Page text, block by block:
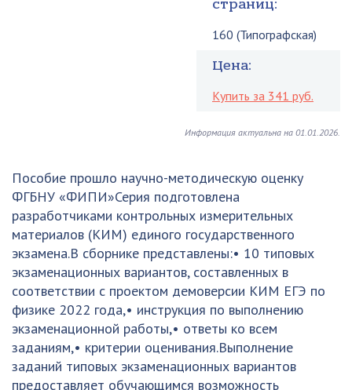
страниц:
160 (Типографская)
Цена:
Купить за 341 руб.
Информация актуальна на 01.01.2026.
Пособие прошло научно-методическую оценку
ФГБНУ «ФИПИ»Серия подготовлена
разработчиками контрольных измерительных
материалов (КИМ) единого государственного
экзамена.В сборнике представлены:• 10 типовых
экзаменационных вариантов, составленных в
соответствии с проектом демоверсии КИМ ЕГЭ по
физике 2022 года,• инструкция по выполнению
экзаменационной работы,• ответы ко всем
заданиям,• критерии оценивания.Выполнение
заданий типовых экзаменационных вариантов
предоставляет обучающимся возможность